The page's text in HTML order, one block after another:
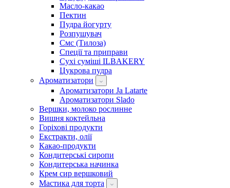
Масло-какао
Пектин
Пудра йогурту
Розпушувач
Смс (Тилоза)
Спеції та приправи
Сухі суміші ILBAKERY
Цукрова пудра
Ароматизатори
Ароматизатори Ja Latarte
Ароматизатори Slado
Вершки, молоко рослинне
Вишня коктейльна
Горіхові продукти
Екстракти, олії
Какао-продукти
Кондитерські сиропи
Кондитерська начинка
Крем сир вершковий
Мастика для торта